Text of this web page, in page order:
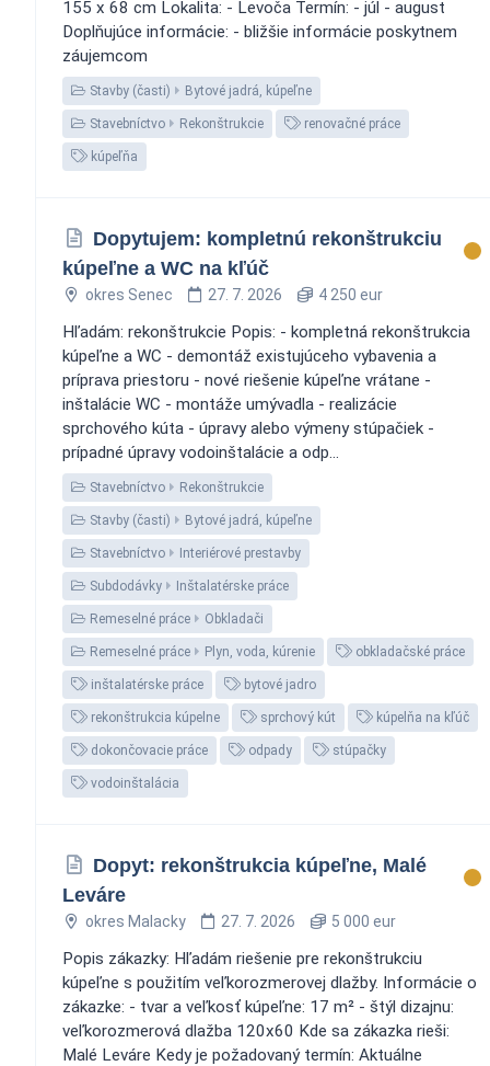
155 x 68 cm Lokalita: - Levoča Termín: - júl - august
Doplňujúce informácie: - bližšie informácie poskytnem
záujemcom
Stavby (časti) Bytové jadrá, kúpeľne
Stavebníctvo Rekonštrukcie renovačné práce
kúpeľňa
Dopytujem: kompletnú rekonštrukciu
kúpeľne a WC na kľúč
okres Senec 27. 7. 2026 4 250 eur
Hľadám: rekonštrukcie Popis: - kompletná rekonštrukcia
kúpeľne a WC - demontáž existujúceho vybavenia a
príprava priestoru - nové riešenie kúpeľne vrátane -
inštalácie WC - montáže umývadla - realizácie
sprchového kúta - úpravy alebo výmeny stúpačiek -
prípadné úpravy vodoinštalácie a odp...
Stavebníctvo Rekonštrukcie
Stavby (časti) Bytové jadrá, kúpeľne
Stavebníctvo Interiérové prestavby
Subdodávky Inštalatérske práce
Remeselné práce Obkladači
Remeselné práce Plyn, voda, kúrenie obkladačské práce
inštalatérske práce bytové jadro
rekonštrukcia kúpelne sprchový kút kúpelňa na kľúč
dokončovacie práce odpady stúpačky
vodoinštalácia
Dopyt: rekonštrukcia kúpeľne, Malé
Leváre
okres Malacky 27. 7. 2026 5 000 eur
Popis zákazky: Hľadám riešenie pre rekonštrukciu
kúpeľne s použitím veľkorozmerovej dlažby. Informácie o
zákazke: - tvar a veľkosť kúpeľne: 17 m² - štýl dizajnu:
veľkorozmerová dlažba 120x60 Kde sa zákazka rieši:
Malé Leváre Kedy je požadovaný termín: Aktuálne